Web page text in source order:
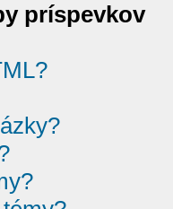
príspevkov